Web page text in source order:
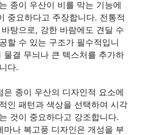
종이 우산이 비를 막는 기능에
중요하다고 주장합니다. 전통적
탕으로, 강한 바람에도 견딜 수
할 수 있는 구조가 필수적입니
물결 무늬나 큰 텍스처를 추가하
다.
은 종이 우산의 디자인적 요소에
인 패턴과 색상을 선택하여 시각
것이 중요하다고 강조합니다.
마나 복고풍 디자인은 개성을 부